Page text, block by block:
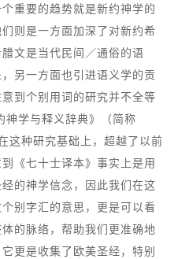
重要的趋势就是新约神学的
则是一方面加深了对新约希
文是当代民间／通俗的语
另一方面也引进语义学的贡
到个别用词的研究并不全等
神学与释义辞典》（简称
这种研究基础上，超越了以前
《七十士译本》事实上是用
的神学信念，因此我们在这
别字汇的意思，更是可以看
的脉络，帮助我们更准确地
更是收集了欧美圣经，特别